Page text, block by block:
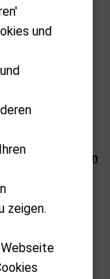
zurücksetzen
und
zeigen.